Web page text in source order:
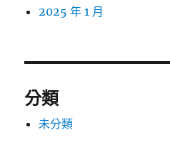
2025 年 1 月
分類
未分類